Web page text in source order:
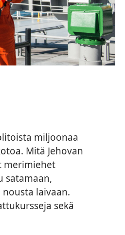
miljoonaa
Mitä Jehovan
merimiehet
satamaan,
laivaan.
sekä